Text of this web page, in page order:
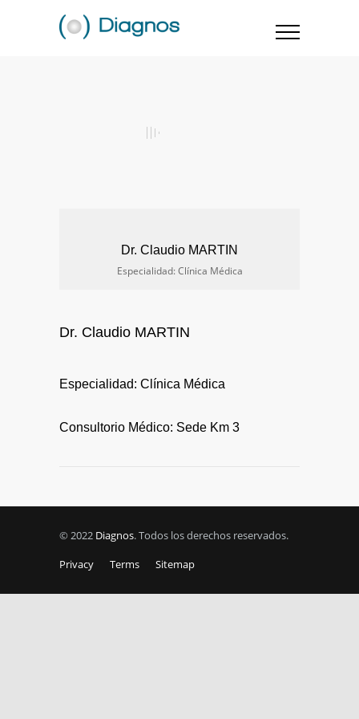
Dr. Claudio MARTIN
Especialidad: Clínica Médica
Dr. Claudio MARTIN
Especialidad: Clínica Médica
Consultorio Médico: Sede Km 3
© 2022 Diagnos. Todos los derechos reservados.
Privacy
Terms Sitemap